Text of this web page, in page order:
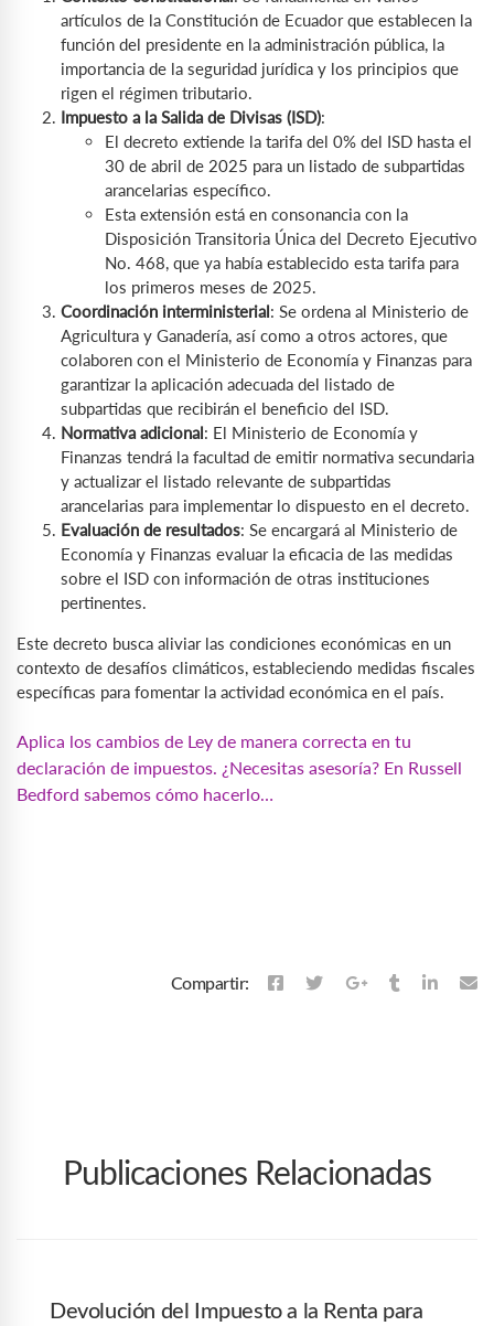
artículos de la Constitución de Ecuador que establecen la
función del presidente en la administración pública, la
importancia de la seguridad jurídica y los principios que
rigen el régimen tributario.
Impuesto a la Salida de Divisas (ISD):
El decreto extiende la tarifa del 0% del ISD hasta el
30 de abril de 2025 para un listado de subpartidas
arancelarias específico.
Esta extensión está en consonancia con la
Disposición Transitoria Única del Decreto Ejecutivo
No. 468, que ya había establecido esta tarifa para
los primeros meses de 2025.
Coordinación interministerial: Se ordena al Ministerio de
Agricultura y Ganadería, así como a otros actores, que
colaboren con el Ministerio de Economía y Finanzas para
garantizar la aplicación adecuada del listado de
subpartidas que recibirán el beneficio del ISD.
Normativa adicional: El Ministerio de Economía y
Finanzas tendrá la facultad de emitir normativa secundaria
y actualizar el listado relevante de subpartidas
arancelarias para implementar lo dispuesto en el decreto.
Evaluación de resultados: Se encargará al Ministerio de
Economía y Finanzas evaluar la eficacia de las medidas
sobre el ISD con información de otras instituciones
pertinentes.
Este decreto busca aliviar las condiciones económicas en un
contexto de desafíos climáticos, estableciendo medidas fiscales
específicas para fomentar la actividad económica en el país.
Aplica los cambios de Ley de manera correcta en tu
declaración de impuestos. ¿Necesitas asesoría? En Russell
Bedford sabemos cómo hacerlo…
Compartir:
Publicaciones Relacionadas
Devolución del Impuesto a la Renta para